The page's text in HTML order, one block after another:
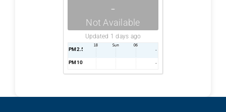
-
Not Available
Updated 1 days ago
PM2.5 -
PM10 -